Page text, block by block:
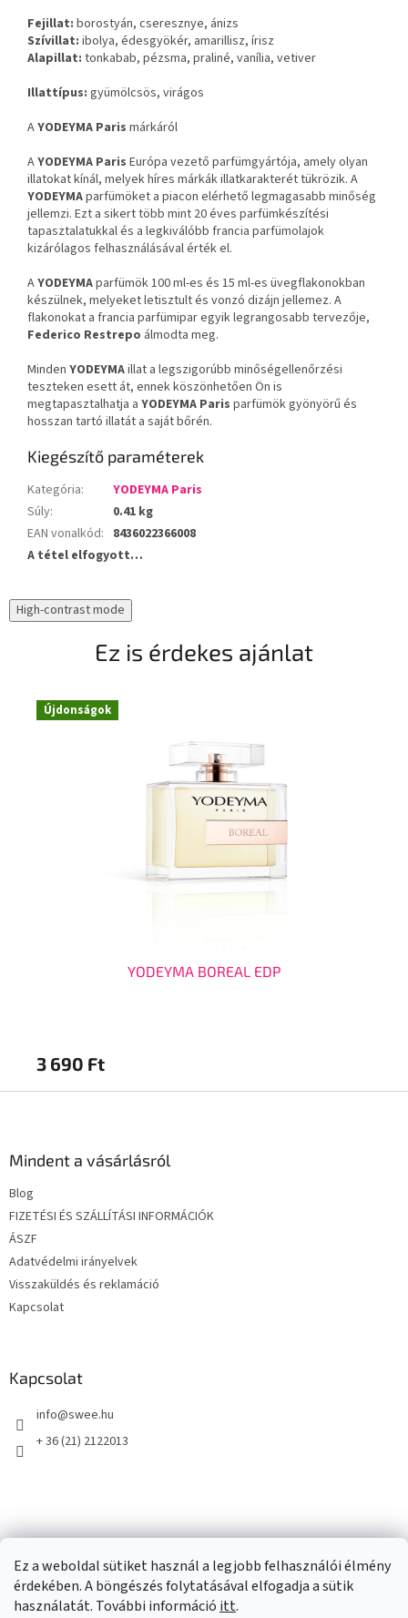
Ez a weboldal sütiket használ a legjobb felhasználói élmény
érdekében. A böngészés folytatásával elfogadja a sütik
használatát. További információ itt.
Fejillat: borostyán, cseresznye, ánizs
Szívillat: ibolya, édesgyökér, amarillisz, írisz
Alapillat: tonkabab, pézsma, praliné, vanília, vetiver
Illattípus: gyümölcsös, virágos
AYODEYMA Paris márkáról
AYODEYMA Paris Európa vezető parfümgyártója, amely olyan
illatokat kínál, melyek híres márkák illatkarakterét tükrözik. A
YODEYMAparfümöket a piacon elérhető legmagasabb minőség
jellemzi. Ezt a sikert több mint 20 éves parfümkészítési
tapasztalatukkal és a legkiválóbb francia parfümolajok
kizárólagos felhasználásával érték el.
AYODEYMAparfümök 100 ml-es és 15 ml-es üvegflakonokban
készülnek, melyeket letisztult és vonzó dizájn jellemez. A
flakonokat a francia parfümipar egyik legrangosabb tervezője,
Federico Restrepo álmodta meg.
Minden YODEYMAillat a legszigorúbb minőségellenőrzési
teszteken esett át, ennek köszönhetően Ön is
megtapasztalhatja a YODEYMA Paris parfümök gyönyörű és
hosszan tartó illatát a saját bőrén.
Kiegészítő paraméterek
Kategória:
YODEYMA Paris
Súly:
0.41 kg
EAN vonalkód: 8436022366008
A tétel elfogyott…
High-contrast mode
Ez is érdekes ajánlat
Újdonságok
YODEYMA BOREAL EDP
3 690 Ft
Mindent a vásárlásról
Blog
FIZETÉSI ÉS SZÁLLÍTÁSI INFORMÁCIÓK
ÁSZF
Adatvédelmi irányelvek
Visszaküldés és reklamáció
Kapcsolat
Kapcsolat
info@swee.hu
+ 36 (21) 2122013